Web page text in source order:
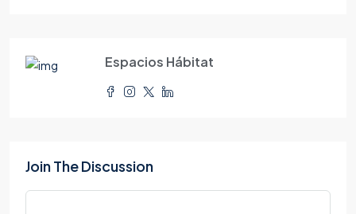
Espacios Hábitat
Join The Discussion